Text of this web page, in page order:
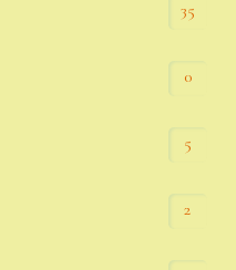
35
0
5
2